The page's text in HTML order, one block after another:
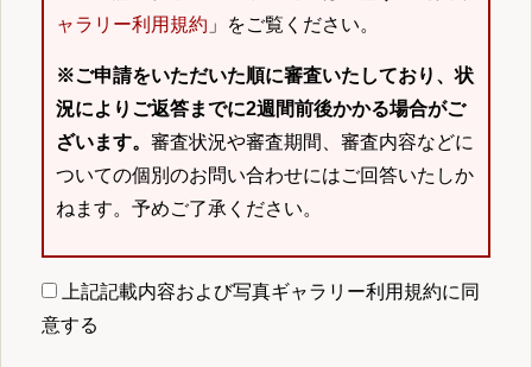
ャラリー利用規約 」をご覧ください。
※ご申請をいただいた順に審査いたしており、状
況によりご返答までに2週間前後かかる場合がご
ざいます。 審査状況や審査期間、審査内容などに
ついての個別のお問い合わせにはご回答いたしか
ねます。予めご了承ください。
上記記載内容および写真ギャラリー利用規約に同
意する